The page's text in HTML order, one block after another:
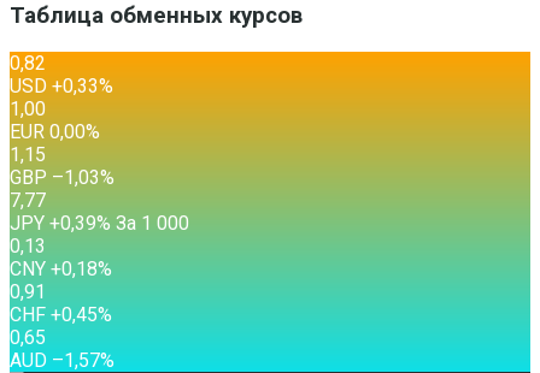
Таблица обменных курсов
0,82
USD +0,33%
1,00
EUR 0,00%
1,15
GBP –1,03%
7,77
JPY +0,39% За 1 000
0,13
CNY +0,18%
0,91
CHF +0,45%
0,65
AUD –1,57%